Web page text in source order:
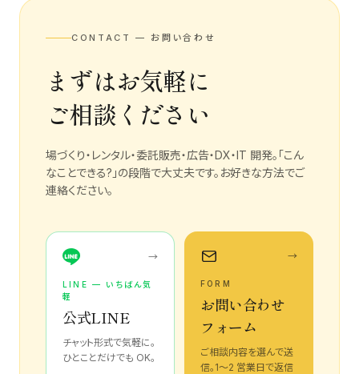
CONTACT — お問い合わせ
まずはお気軽に
ご相談ください
場づくり・レンタル・委託販売・広告・DX・IT 開発。「こん
なことできる?」の段階で大丈夫です。お好きな方法でご
連絡ください。
→
LINE — いちばん気
軽
公式LINE
チャット形式で気軽に。
ひとことだけでも OK。
→
FORM
お問い合わせ
フォーム
ご相談内容を選んで送
信。1〜2 営業日で返信